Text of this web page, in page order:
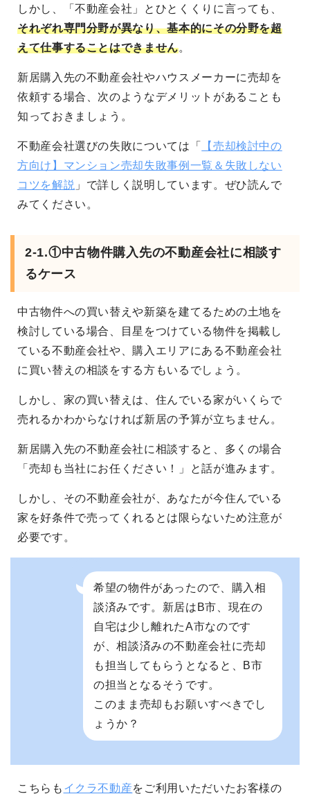
しかし、「不動産会社」とひとくくりに言っても、
それぞれ専門分野が異なり、基本的にその分野を超
えて仕事することはできません。
新居購入先の不動産会社やハウスメーカーに売却を
依頼する場合、次のようなデメリットがあることも
知っておきましょう。
不動産会社選びの失敗については「
【売却検討中の
方向け】マンション売却失敗事例一覧＆失敗しない
コツを解説 」で詳しく説明しています。ぜひ読んで
みてください。
2-1.①中古物件購入先の不動産会社に相談す
るケース
中古物件への買い替えや新築を建てるための土地を
検討している場合、目星をつけている物件を掲載し
ている不動産会社や、購入エリアにある不動産会社
に買い替えの相談をする方もいるでしょう。
しかし、家の買い替えは、住んでいる家がいくらで
売れるかわからなければ新居の予算が立ちません。
新居購入先の不動産会社に相談すると、多くの場合
「売却も当社にお任ください！」と話が進みます。
しかし、その不動産会社が、あなたが今住んでいる
家を好条件で売ってくれるとは限らないため注意が
必要です。
希望の物件があったので、購入相
談済みです。新居はB市、現在の
自宅は少し離れたA市なのです
が、相談済みの不動産会社に売却
も担当してもらうとなると、B市
の担当となるそうです。
このまま売却もお願いすべきでし
ょうか？
こちらも イクラ不動産をご利用いただいたお客様の